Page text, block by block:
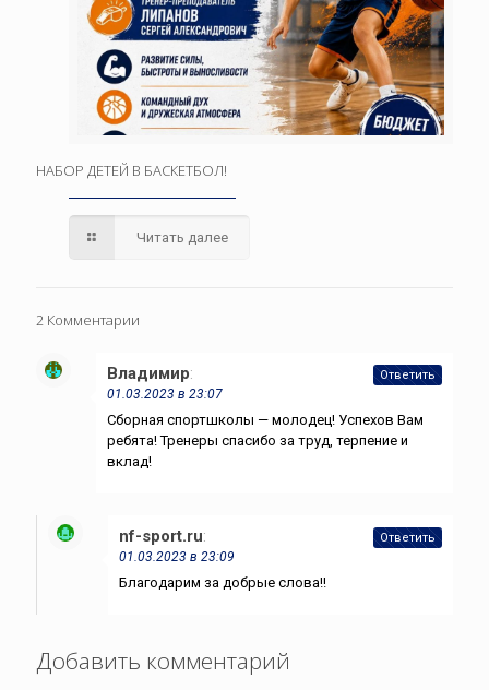
НАБОР ДЕТЕЙ В БАСКЕТБОЛ!
Читать далее
2 Комментарии
Владимир:
01.03.2023 в 23:07
Сборная спортшколы — молодец! Успехов Вам
ребята! Тренеры спасибо за труд, терпение и
вклад!
Ответить
nf-sport.ru:
01.03.2023 в 23:09
Благодарим за добрые слова!!
Ответить
Добавить комментарий